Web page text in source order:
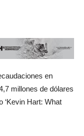
en
millones de dólares
‘Kevin Hart: What